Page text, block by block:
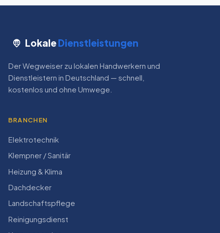
LokaleDienstleistungen
Der Wegweiser zu lokalen Handwerkern und
Dienstleistern in Deutschland — schnell,
kostenlos und ohne Umwege.
BRANCHEN
Elektrotechnik
Klempner / Sanitär
Heizung & Klima
Dachdecker
Landschaftspflege
Reinigungsdienst